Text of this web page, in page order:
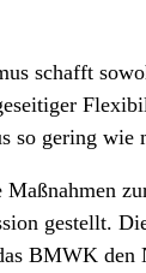
schafft
so gering wie
gestellt.
BMWK den